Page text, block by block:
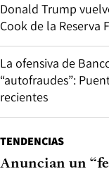
Donald Trump
Cook de la Reserva
La ofensiva de
“autofraudes”:
recientes
TENDENCIAS
Anuncian un